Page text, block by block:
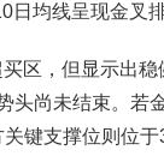
日均线呈现金叉
区，但显示出
头尚未结束。若
键支撑位则位